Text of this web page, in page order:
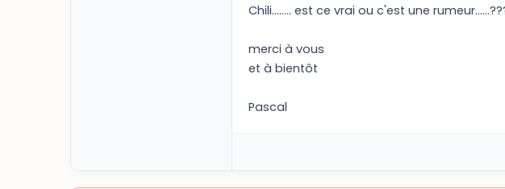
Chili........ est ce vrai ou c'est une
merci à vous
et à bientôt
Pascal